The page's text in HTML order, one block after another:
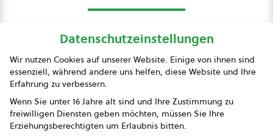
Presse
Impressum
Datenschutz
Datenschutzeinstellungen
Wir nutzen Cookies auf unserer Website. Einige von ihnen sind
essenziell, während andere uns helfen, diese Website und Ihre
Erfahrung zu verbessern.
Wenn Sie unter 16 Jahre alt sind und Ihre Zustimmung zu
freiwilligen Diensten geben möchten, müssen Sie Ihre
Erziehungsberechtigten um Erlaubnis bitten.